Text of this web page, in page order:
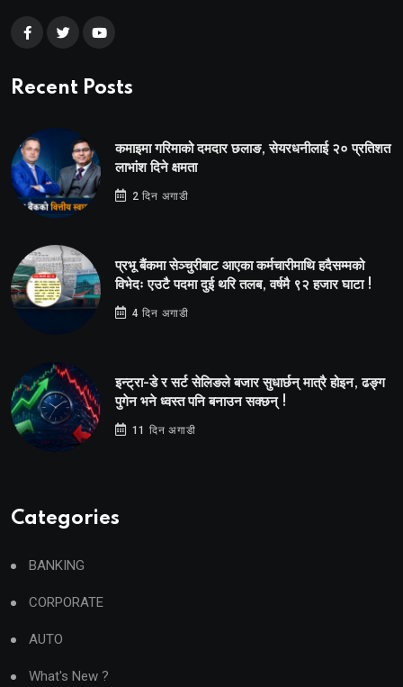
Recent Posts
कमाइमा गरिमाको दमदार छलाङ, सेयरधनीलाई २० प्रतिशत
लाभांश दिने क्षमता
2 दिन अगाडी
प्रभू बैंकमा सेञ्चुरीबाट आएका कर्मचारीमाथि हदैसम्मको
विभेदः एउटै पदमा दुई थरि तलब, वर्षमै ९२ हजार घाटा !
4 दिन अगाडी
इन्ट्रा-डे र सर्ट सेलिङले बजार सुधार्छन् मात्रै होइन, ढङ्ग
पुगेन भने ध्वस्त पनि बनाउन सक्छन् !
11 दिन अगाडी
Categories
BANKING
CORPORATE
AUTO
What's New ?